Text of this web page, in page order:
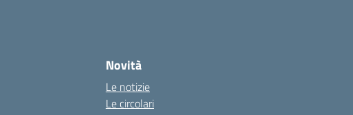
Novità
Le notizie
Le circolari